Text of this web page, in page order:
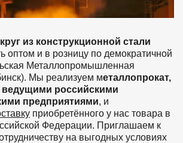
из конструкционной стали
оптом и в розницу по демократичной
Металлопромышленная
Мы реализуем металлопрокат,
ведущими российскими
предприятиями, и
приобретённого у нас товара в
Федерации. Приглашаем к
на выгодных условиях